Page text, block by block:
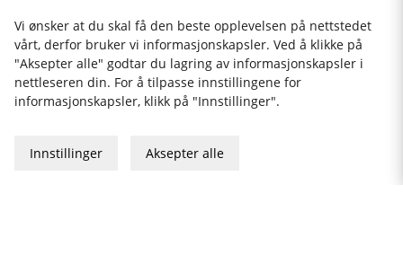
kundeservice@thekitchenlab.no
+46 8 410 95 200
NYHETSBREV
Vi ønsker at du skal få den beste opplevelsen på nettstedet
vårt, derfor bruker vi informasjonskapsler. Ved å klikke på
"Aksepter alle" godtar du lagring av informasjonskapsler i
nettleseren din. For å tilpasse innstillingene for
informasjonskapsler, klikk på "Innstillinger".
Innstillinger Aksepter alle